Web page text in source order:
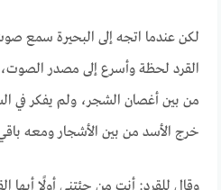
لكن عندما اتجه إلى البحيرة سمع
القرد لحظة وأسرع إلى مصدر الصوت،
من بين أغصان الشجر، ولم يفكر في
خرج الأسد من بين الأشجار ومعه